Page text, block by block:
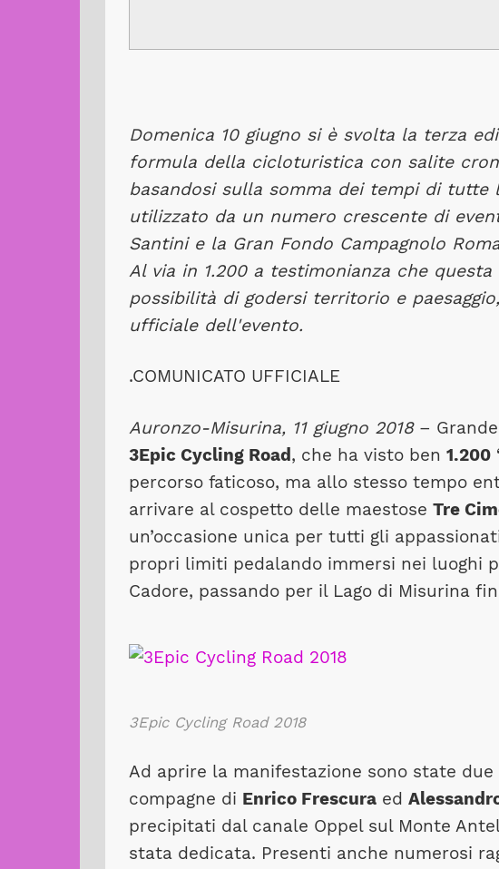
Domenica 10 giugno si è svolta la terza
formula della cicloturistica con salite
basandosi sulla somma dei tempi di
utilizzato da un numero crescente di
Santini e la Gran Fondo Campagnolo
Al via in 1.200 a testimonianza che
possibilità di godersi territorio e
ufficiale dell'evento.
.COMUNICATO UFFICIALE
Auronzo-Misurina, 11 giugno 2018–
3Epic Cycling Road, che ha visto ben 1.200
percorso faticoso, ma allo stesso tempo
arrivare al cospetto delle maestose Tre
un’occasione unica per tutti gli
propri limiti pedalando immersi nei luoghi
Cadore, passando per il Lago di Misurina
3Epic Cycling Road 2018
Ad aprire la manifestazione sono state
compagne di Enrico Frescura ed
precipitati dal canale Oppel sul Monte
stata dedicata. Presenti anche numerosi